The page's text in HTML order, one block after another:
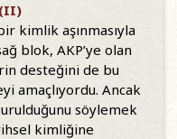
(II)
kimlik aşınmasıyla
blok, AKP’ye olan
desteğini de bu
amaçlıyordu. Ancak
söylemek
kimliğine